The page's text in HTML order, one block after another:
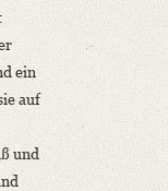
ein
auf
und